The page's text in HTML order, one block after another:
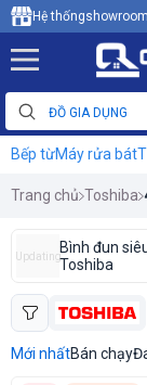
Hệ thốngshowroom
Bếp từMáy rửa bát
Trang chủ Toshiba
UpdatingBình đun
Toshiba
Mới nhấtBán chạy